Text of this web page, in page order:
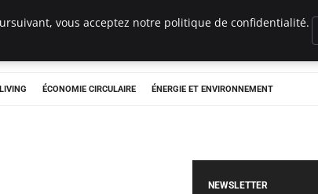
ÉCONOMIE CIRCULAIRE ÉNERGIE ET ENVIRONNEMENT
NEWSLETTER
vous acceptez notre politique de confidentialité.